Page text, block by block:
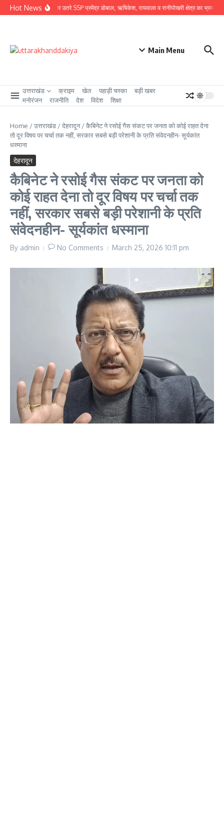
Skip to content
Hot News
ग्राउंड जीरो पर उतरे SSP प्रमेंद्र डोबाल, ऋषिकेश, रायवाला व रानीपोखरी क्षेत्र का भ्रमण
Main Menu
उत्तराखंड क्राइम खेल पहाड़ी चस्का
बड़ी खबर
मनोरंजन
राजनीति देश विदेश शिक्षा
Home /उत्तराखंड /देहरादून/कैबिनेट ने रसोई गैस संकट पर जनता को कोई राहत देना
तो दूर विषय पर चर्चा तक नहीं, सरकार सबसे बड़ी परेशानी के प्रति संवेदनहीन- सूर्यकांत
धस्माना
देहरादून
कैबिनेट ने रसोई गैस संकट पर जनता को
कोई राहत देना तो दूर विषय पर चर्चा तक
नहीं, सरकार सबसे बड़ी परेशानी के प्रति
संवेदनहीन- सूर्यकांत धस्माना
By admin No Comments March 25, 2026 10:11 pm